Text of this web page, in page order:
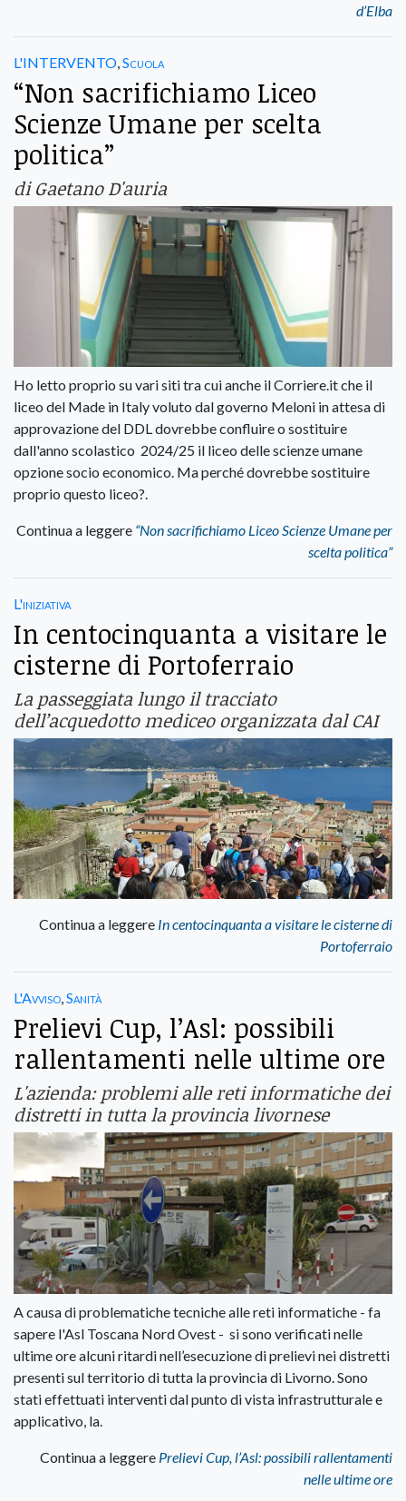
d’Elba
L'INTERVENTO Scuola
“Non sacrifichiamo Liceo
Scienze Umane per scelta
politica”
di Gaetano D'auria
Ho letto proprio su vari siti tra cui anche il Corriere.it che il
liceo del Made in Italy voluto dal governo Meloni in attesa di
approvazione del DDL dovrebbe confluire o sostituire
dall'anno scolastico 2024/25 il liceo delle scienze umane
opzione socio economico. Ma perché dovrebbe sostituire
proprio questo liceo?.
Continua a leggere “Non sacrifichiamo Liceo Scienze Umane per
scelta politica”
L'iniziativa
In centocinquanta a visitare le
cisterne di Portoferraio
La passeggiata lungo il tracciato
dell’acquedotto mediceo organizzata dal CAI
Continua a leggere In centocinquanta a visitare le cisterne di
Portoferraio
L'Avviso,Sanità
Prelievi Cup, l’Asl: possibili
rallentamenti nelle ultime ore
L'azienda: problemi alle reti informatiche dei
distretti in tutta la provincia livornese
A causa di problematiche tecniche alle reti informatiche - fa
sapere l'Asl Toscana Nord Ovest - si sono verificati nelle
ultime ore alcuni ritardi nell’esecuzione di prelievi nei distretti
presenti sul territorio di tutta la provincia di Livorno. Sono
stati effettuati interventi dal punto di vista infrastrutturale e
applicativo, la.
Continua a leggere Prelievi Cup, l’Asl: possibili rallentamenti
nelle ultime ore